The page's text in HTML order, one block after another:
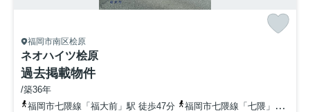
福岡市南区桧原
ネオハイツ桧原
過去掲載物件
/築36年
福岡市七隈線「福大前」駅 徒歩47分
福岡市七隈線「七隈」駅 徒歩56分